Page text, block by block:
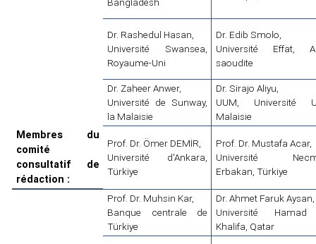
Dr. Rashedul Hasan,
Université Swansea,
Royaume-Uni
Dr. Edib Smolo,
Université Effat,
saoudite
Dr. Zaheer Anwer,
Université de Sunway,
la Malaisie
Dr. Sirajo Aliyu,
UUM, Université
Malaisie
Membres du
comité
consultatif de
rédaction :
Prof. Dr. Ömer DEMİR,
Université d'Ankara,
Türkiye
Prof. Dr. Mustafa Acar,
Université
Erbakan, Türkiye
Prof. Dr. Muhsin Kar,
Banque centrale de
Türkiye
Dr. Ahmet Faruk Aysan,
Université
Khalifa, Qatar